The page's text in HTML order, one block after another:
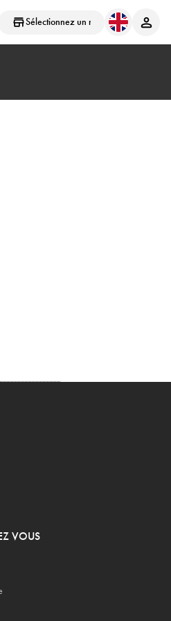
Sélectionnez un magasin
VOUS